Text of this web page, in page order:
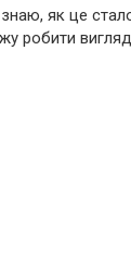
як це
робити